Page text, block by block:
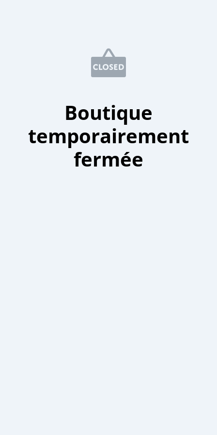
Boutique
temporairement
fermée